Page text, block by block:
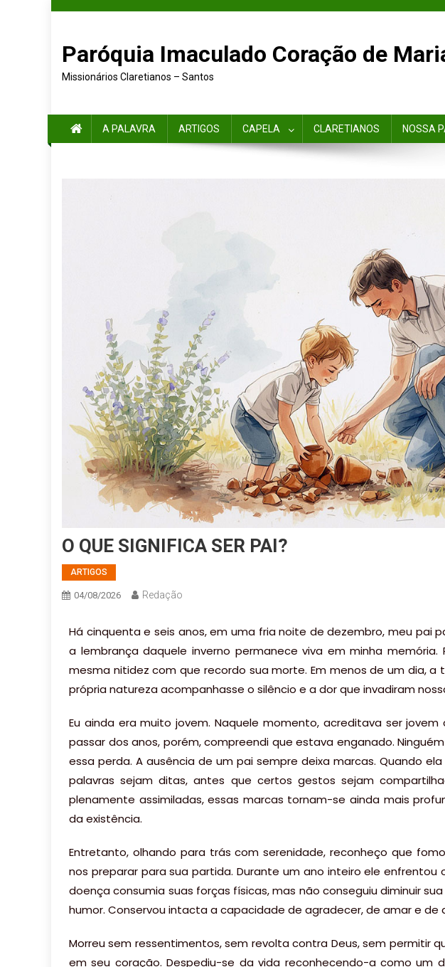
Paróquia Imaculado Coração de
Missionários Claretianos – Santos
A PALAVRA ARTIGOS CAPELA CLARETIANOS NOSSA
O QUE SIGNIFICA SER PAI?
ARTIGOS
04/08/2026 Redação
Há cinquenta e seis anos, em uma fria noite de dezembro, meu pai
a lembrança daquele inverno permanece viva em minha
mesma nitidez com que recordo sua morte. Em menos de um dia,
própria natureza acompanhasse o silêncio e a dor que invadiram
Eu ainda era muito jovem. Naquele momento, acreditava ser
passar dos anos, porém, compreendi que estava enganado.
essa perda. A ausência de um pai sempre deixa marcas. Quando
palavras sejam ditas, antes que certos gestos sejam
plenamente assimiladas, essas marcas tornam-se ainda mais
da existência.
Entretanto, olhando para trás com serenidade, reconheço que
nos preparar para sua partida. Durante um ano inteiro ele enfrentou
doença consumia suas forças físicas, mas não conseguiu diminuir
humor. Conservou intacta a capacidade de agradecer, de amar e de
Morreu sem ressentimentos, sem revolta contra Deus, sem permitir
em seu coração. Despediu-se da vida reconhecendo-a como um